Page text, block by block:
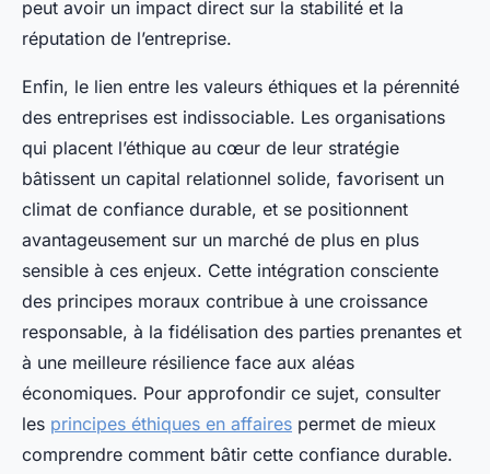
peut avoir un impact direct sur la stabilité et la
réputation de l’entreprise.
Enfin, le lien entre les valeurs éthiques et la pérennité
des entreprises est indissociable. Les organisations
qui placent l’éthique au cœur de leur stratégie
bâtissent un capital relationnel solide, favorisent un
climat de confiance durable, et se positionnent
avantageusement sur un marché de plus en plus
sensible à ces enjeux. Cette intégration consciente
des principes moraux contribue à une croissance
responsable, à la fidélisation des parties prenantes et
à une meilleure résilience face aux aléas
économiques. Pour approfondir ce sujet, consulter
les principes éthiques en affaires permet de mieux
comprendre comment bâtir cette confiance durable.